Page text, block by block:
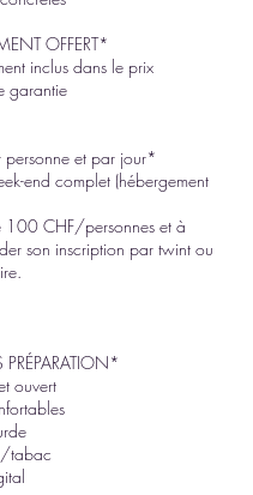
OFFERT*
inclus dans le prix
garantie
et par jour*
end complet (hébergement
100 CHF/personnes et à
son inscription par twint ou
ouvert
tabac